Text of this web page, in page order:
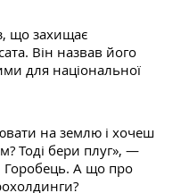
що захищає
Він назвав його
для національної
на землю і хочеш
Тоді бери плуг», —
А що про